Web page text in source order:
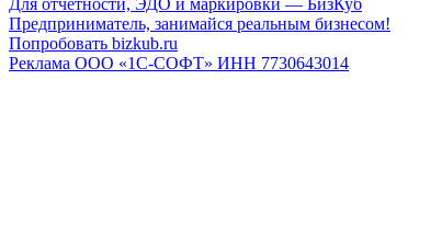
Предприниматель, занимайся реальным бизнесом!
Попробовать bizkub.ru
Реклама ООО «1С-СОФТ» ИНН 7730643014